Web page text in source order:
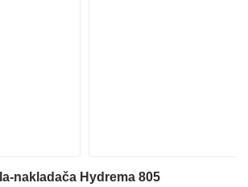
nakladača Hydrema 805